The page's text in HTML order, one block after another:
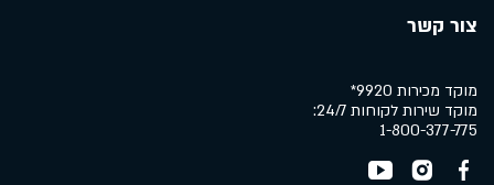
צור קשר
מוקד מכירות 9920*
מוקד שירות לקוחות 24/7:
1-800-377-775